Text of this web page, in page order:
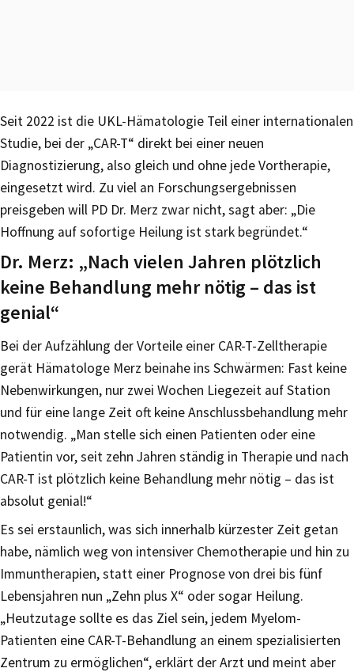
Seit 2022 ist die UKL-Hämatologie Teil einer internationalen
Studie, bei der „CAR-T“ direkt bei einer neuen
Diagnostizierung, also gleich und ohne jede Vortherapie,
eingesetzt wird. Zu viel an Forschungsergebnissen
preisgeben will PD Dr. Merz zwar nicht, sagt aber: „Die
Hoffnung auf sofortige Heilung ist stark begründet.“
Dr. Merz: „Nach vielen Jahren plötzlich
keine Behandlung mehr nötig – das ist
genial“
Bei der Aufzählung der Vorteile einer CAR-T-Zelltherapie
gerät Hämatologe Merz beinahe ins Schwärmen: Fast keine
Nebenwirkungen, nur zwei Wochen Liegezeit auf Station
und für eine lange Zeit oft keine Anschlussbehandlung mehr
notwendig. „Man stelle sich einen Patienten oder eine
Patientin vor, seit zehn Jahren ständig in Therapie und nach
CAR-T ist plötzlich keine Behandlung mehr nötig – das ist
absolut genial!“
Es sei erstaunlich, was sich innerhalb kürzester Zeit getan
habe, nämlich weg von intensiver Chemotherapie und hin zu
Immuntherapien, statt einer Prognose von drei bis fünf
Lebensjahren nun „Zehn plus X“ oder sogar Heilung.
„Heutzutage sollte es das Ziel sein, jedem Myelom-
Patienten eine CAR-T-Behandlung an einem spezialisierten
Zentrum zu ermöglichen“, erklärt der Arzt und meint aber